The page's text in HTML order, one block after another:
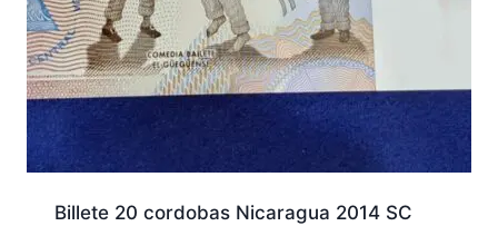
Billete 20 cordobas Nicaragua 2014 SC